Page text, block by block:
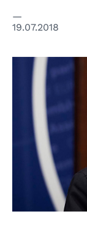
19.07.2018
© Council of